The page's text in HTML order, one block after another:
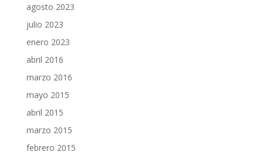
agosto 2023
julio 2023
enero 2023
abril 2016
marzo 2016
mayo 2015
abril 2015
marzo 2015
febrero 2015